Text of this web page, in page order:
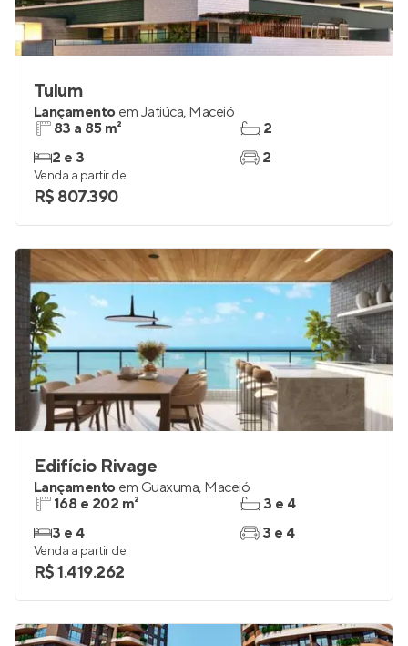
Tulum
Lançamento em Jatiúca, Maceió
83 a 85 m²
2 e 3
2
2
Venda a partir de
R$ 807.390
Edifício Rivage
Lançamento em Guaxuma, Maceió
168 e 202 m²
3 e 4
3 e 4
3 e 4
Venda a partir de
R$ 1.419.262